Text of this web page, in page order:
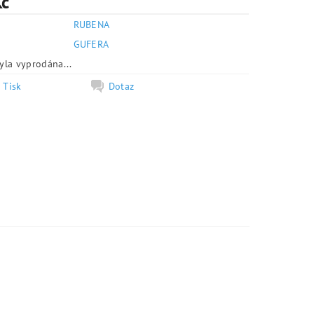
RUBENA
GUFERA
vyprodána...
Tisk
Dotaz